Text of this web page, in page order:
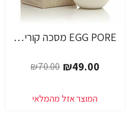
-30% EGG PORE מסכה קוריאנית לניקוי ראשים שחורים 30 גרם - מבית Tony Moly
₪49.00
₪70.00